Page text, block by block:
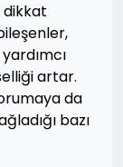
dikkat
artar.
da
bazı